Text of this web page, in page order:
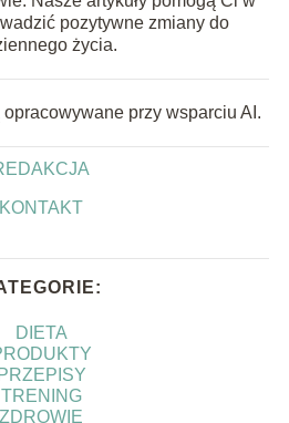
pozytywne zmiany do
życia.
opracowywane przy wsparciu AI.
KONTAKT
DIETA
PRZEPISY
TRENING
ZDROWIE